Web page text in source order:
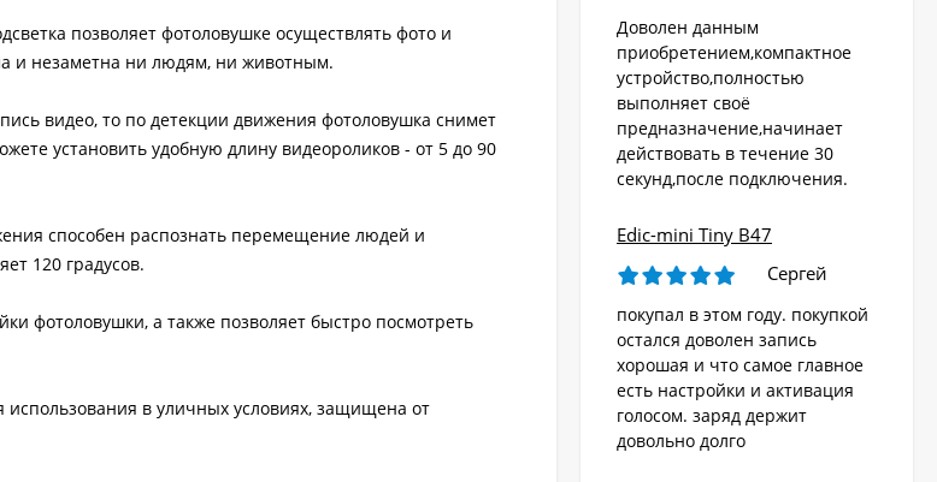
позволяет фотоловушке осуществлять фото и
и незаметна ни людям, ни животным.
видео, то по детекции движения фотоловушка снимет
установить удобную длину видеороликов - от 5 до 90
способен распознать перемещение людей и
120 градусов.
фотоловушки, а также позволяет быстро посмотреть
в уличных условиях, защищена от
Доволен данным
приобретением,компактное
устройство,полностью
выполняет своё
предназначение,начинает
действовать в течение 30
секунд,после подключения.
Edic-mini Tiny B47
Сергей
покупал в этом году. покупкой
остался доволен запись
хорошая и что самое главное
есть настройки и активация
голосом. заряд держит
довольно долго